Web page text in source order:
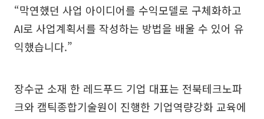
“막연했던 사업 아이디어를 수익모델로 구체화하고
AI로 사업계획서를 작성하는 방법을 배울 수 있어 유
익했습니다.”
장수군 소재 한 레드푸드 기업 대표는 전북테크노파
크와 캠틱종합기술원이 진행한 기업역량강화 교육에